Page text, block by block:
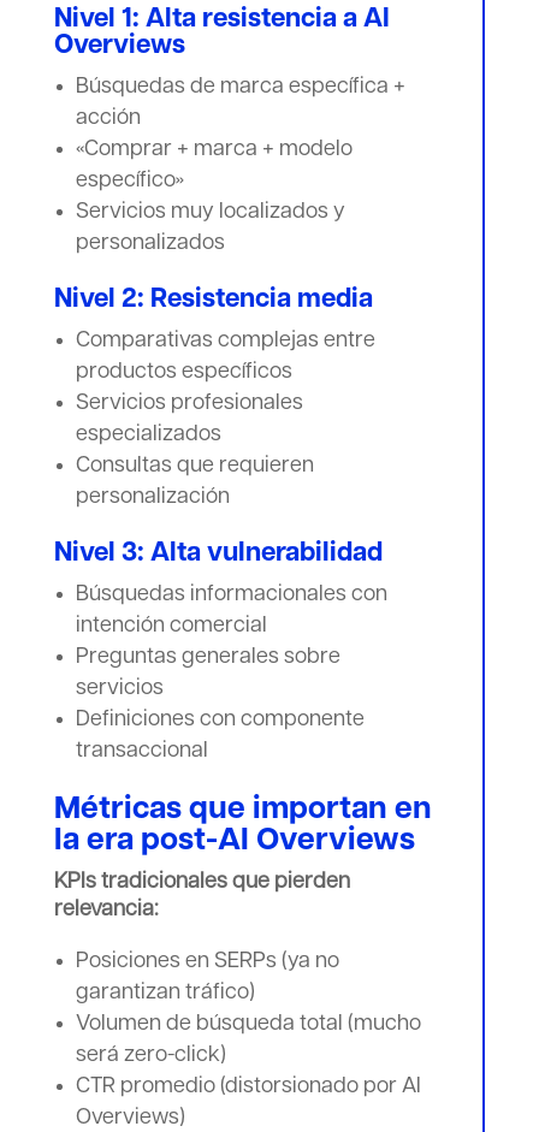
Nivel 1: Alta resistencia a AI
Overviews
Búsquedas de marca específica +
acción
«Comprar + marca + modelo
específico»
Servicios muy localizados y
personalizados
Nivel 2: Resistencia media
Comparativas complejas entre
productos específicos
Servicios profesionales
especializados
Consultas que requieren
personalización
Nivel 3: Alta vulnerabilidad
Búsquedas informacionales con
intención comercial
Preguntas generales sobre
servicios
Definiciones con componente
transaccional
Métricas que importan en
la era post-AI Overviews
KPIs tradicionales que pierden
relevancia:
Posiciones en SERPs (ya no
garantizan tráfico)
Volumen de búsqueda total (mucho
será zero-click)
CTR promedio (distorsionado por AI
Overviews)